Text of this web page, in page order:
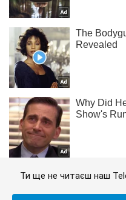
Ти ще не читаєш наш